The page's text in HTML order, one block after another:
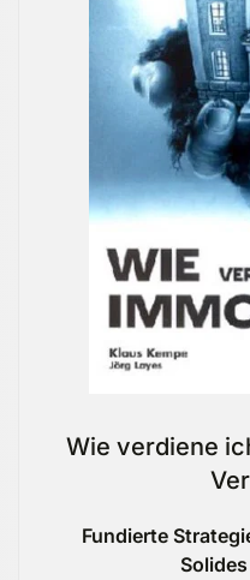
Wie verdiene
Fundierte